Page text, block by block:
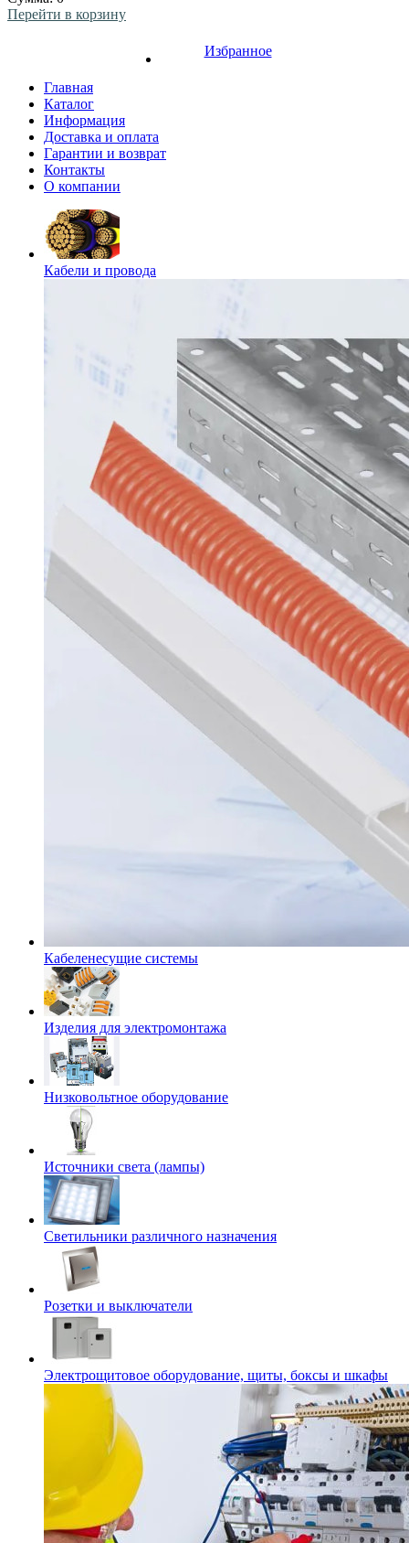
Перейти в корзину
Избранное
Главная
Каталог
Информация
Доставка и оплата
Гарантии и возврат
Контакты
О компании
Кабели и провода
Кабеленесущие системы
Изделия для электромонтажа
Низковольтное оборудование
Источники света (лампы)
Светильники различного назначения
Розетки и выключатели
Электрощитовое оборудование, щиты, боксы и шкафы